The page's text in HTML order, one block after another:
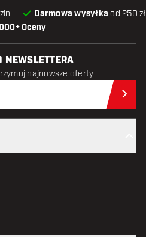
Oceny
Darmowa wysyłka od 250
NEWSLETTERA
najnowsze oferty.